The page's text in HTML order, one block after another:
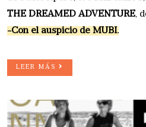
THE DREAMED ADVENTURE,
-Con el auspicio de MUBI.
LEER MÁS